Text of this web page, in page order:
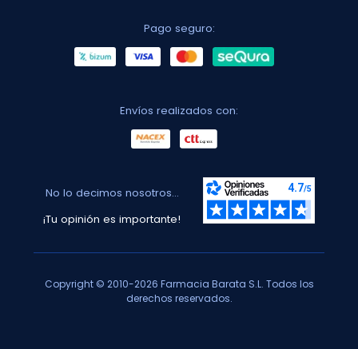
Pago seguro:
Envíos realizados con:
No lo decimos nosotros...
¡Tu opinión es importante!
Copyright © 2010-2026 Farmacia Barata S.L. Todos los
derechos reservados.